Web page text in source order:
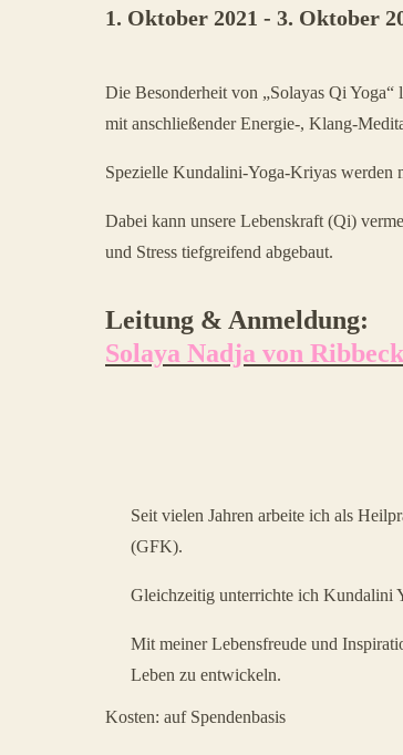
1. Oktober 2021 - 3. Oktober
Veranstaltung
Navigation
Die Besonderheit von „Solayas Qi
mit anschließender Energie-, Klang-
Spezielle Kundalini-Yoga-Kriyas werden
Dabei kann unsere Lebenskraft (Qi)
und Stress tiefgreifend abgebaut.
Leitung & Anmeldung:
Solaya Nadja von Ribbeck
Seit vielen Jahren arbeite ich als
(GFK).
Gleichzeitig unterrichte ich Kundalini
Mit meiner Lebensfreude und
Leben zu entwickeln.
Kosten: auf Spendenbasis